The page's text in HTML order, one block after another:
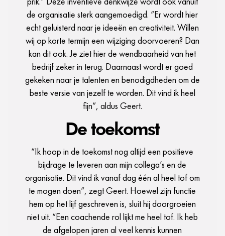
de organisatie sterk aangemoedigd. “Er wordt hier
echt geluisterd naar je ideeën en creativiteit. Willen
wij op korte termijn een wijziging doorvoeren? Dan
kan dit ook. Je ziet hier de wendbaarheid van het
bedrijf zeker in terug. Daarnaast wordt er goed
gekeken naar je talenten en benodigdheden om de
beste versie van jezelf te worden. Dit vind ik heel
fijn”, aldus Geert.
De toekomst
“Ik hoop in de toekomst nog altijd een positieve
bijdrage te leveren aan mijn collega’s en de
organisatie. Dit vind ik vanaf dag één al heel tof om
te mogen doen”, zegt Geert. Hoewel zijn functie
hem op het lijf geschreven is, sluit hij doorgroeien
niet uit. “Een coachende rol lijkt me heel tof. Ik heb
de afgelopen jaren al veel kennis kunnen